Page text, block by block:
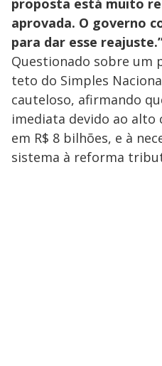
proposta está muito
aprovada. O governo
para dar esse
Questionado sobre um
teto do Simples
cauteloso, afirmando
imediata devido ao alto
em R$ 8 bilhões, e à
sistema à reforma